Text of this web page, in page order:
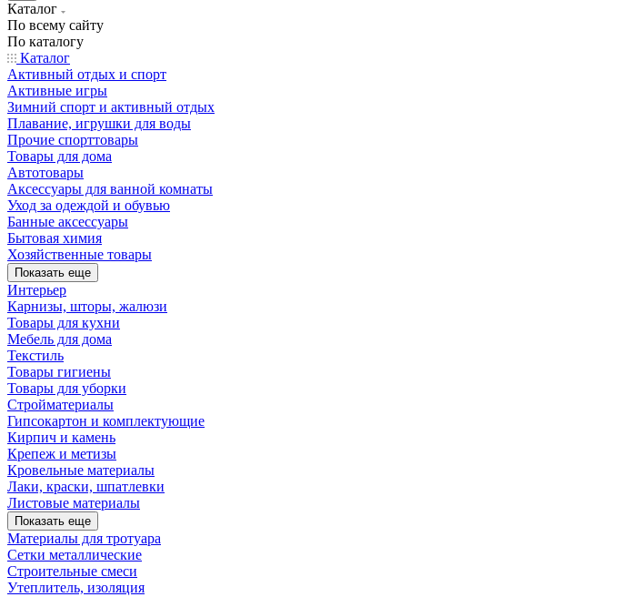
Каталог
По всему сайту
По каталогу
Каталог
Активный отдых и спорт
Активные игры
Зимний спорт и активный отдых
Плавание, игрушки для воды
Прочие спорттовары
Товары для дома
Автотовары
Аксессуары для ванной комнаты
Уход за одеждой и обувью
Банные аксессуары
Бытовая химия
Хозяйственные товары
Показать еще
Интерьер
Карнизы, шторы, жалюзи
Товары для кухни
Мебель для дома
Текстиль
Товары гигиены
Товары для уборки
Стройматериалы
Гипсокартон и комплектующие
Кирпич и камень
Крепеж и метизы
Кровельные материалы
Лаки, краски, шпатлевки
Листовые материалы
Показать еще
Материалы для тротуара
Сетки металлические
Строительные смеси
Утеплитель, изоляция